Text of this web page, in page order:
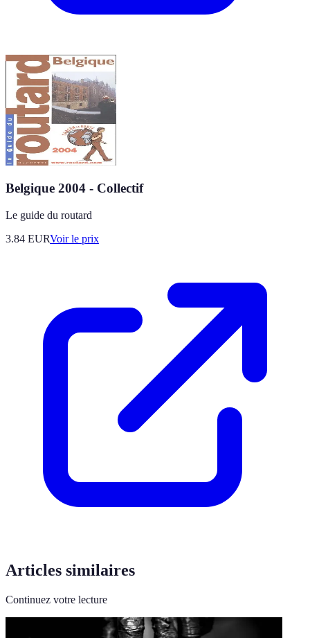
Belgique 2004 - Collectif
Le guide du routard
3.84 EURVoir le prix
Articles similaires
Continuez votre lecture